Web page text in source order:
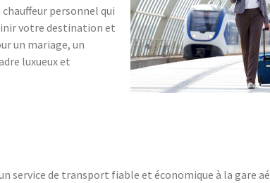
personnel qui
votre destination et
un mariage, un
luxueux et
service de transport fiable et économique à la gare